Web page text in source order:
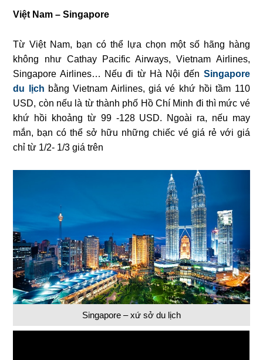
Việt Nam – Singapore
Từ Việt Nam, bạn có thể lựa chọn một số hãng hàng
không như Cathay Pacific Airways, Vietnam Airlines,
Singapore Airlines… Nếu đi từ Hà Nội đến Singapore
du lịch bằng Vietnam Airlines, giá vé khứ hồi tầm 110
USD, còn nếu là từ thành phố Hồ Chí Minh đi thì mức vé
khứ hồi khoảng từ 99 -128 USD. Ngoài ra, nếu may
mắn, bạn có thể sở hữu những chiếc vé giá rẻ với giá
chỉ từ 1/2- 1/3 giá trên
Singapore – xứ sở du lịch